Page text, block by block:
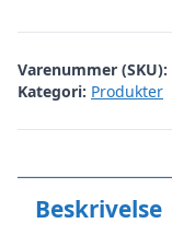
Varenummer (SKU):
Kategori: Produkter
Beskrivelse